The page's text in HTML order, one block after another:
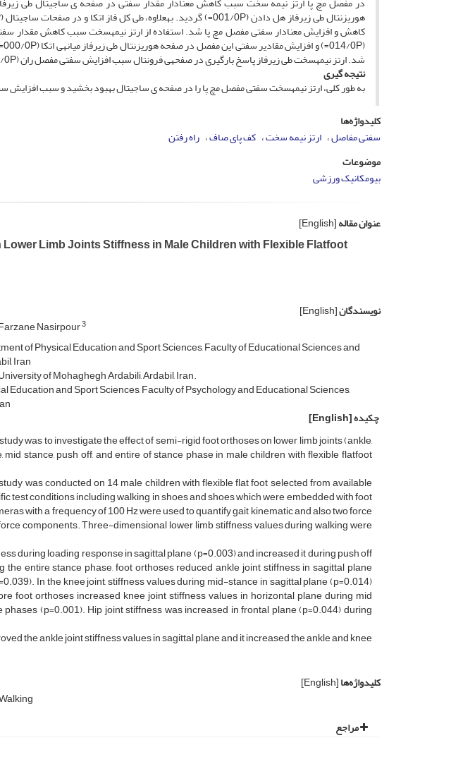
کاهش و افزایش معنادار سفتی مفصل مچ پا شد. استفاده از ارتز نیمه­سخت سبب کاهش مقدار
شد. ارتز نیمه­سخت طی زیرفاز پاسخ بارگیری در صفحه­ی فرونتال سبب افزایش سفتی مفصل ران (044/0P=) شد.
نتیجه­ گیری
به طور کلی، ارتز نیمه­سخت سفتی مفصل مچ پا را در صفحه­ ی ساجیتال بهبود بخشید و سبب افزایش
کلیدواژه‌ها
سفتی مفاصل ارتز نیمه ­سخت کف پای صاف راه رفتن
موضوعات
بیومکانیک ورزشی
عنوان مقاله[English]
Limb Joints Stiffness in Male Children with Flexible Flatfoot
نویسندگان[English]
Nasirpour3
of Physical Education and Sport Sciences, Faculty of Educational Sciences and
Iran
of Mohaghegh Ardabili, Ardabil, Iran.
Education and Sport Sciences, Faculty of Psychology and Educational Sciences,
چکیده[English]
was to investigate the effect of semi-rigid foot orthoses on lower limb joints (ankle,
stance, push off, and entire of stance phase in male children with flexible flatfoot
was conducted on 14 male children with flexible flat foot selected from available
test conditions including walking in shoes and shoes which were embedded with foot
with a frequency of 100 Hz were used to quantify gait kinematic and also two force
components. Three-dimensional lower limb stiffness values during walking were
during loading response in sagittal plane (p=0.003) and increased it during push off
the entire stance phase, foot orthoses reduced ankle joint stiffness in sagittal plane
In the knee joint, stiffness values during mid-stance in sagittal plane (p=0.014)
foot orthoses increased knee joint stiffness values in horizontal plane during mid
(p=0.001). Hip joint stiffness was increased in frontal plane (p=0.044) during
the ankle joint stiffness values in sagittal plane and it increased the ankle and knee
کلیدواژه‌ها[English]
مراجع